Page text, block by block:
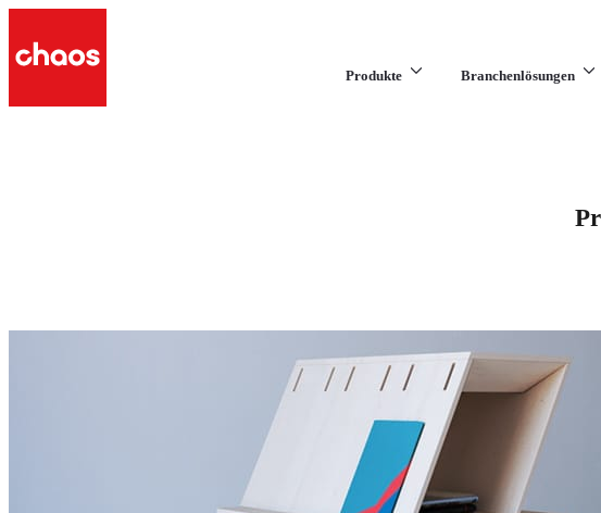
Produkte Branchenlösungen